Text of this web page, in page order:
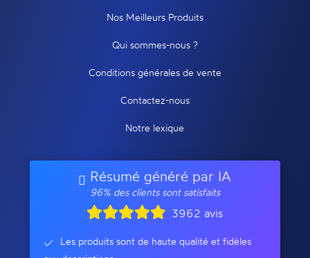
Nos Meilleurs Produits
Qui sommes-nous ?
Conditions générales de vente
Contactez-nous
Notre lexique
Résumé généré par IA
96% des clients sont satisfaits
3962 avis
Les produits sont de haute qualité et fidèles